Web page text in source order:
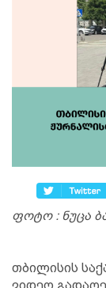
ფოტო : ნუცა
თბილისის